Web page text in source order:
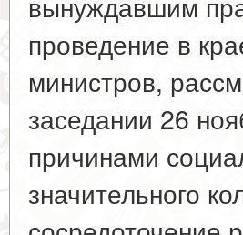
проведение в
министров,
заседании 26
причинами
значительного